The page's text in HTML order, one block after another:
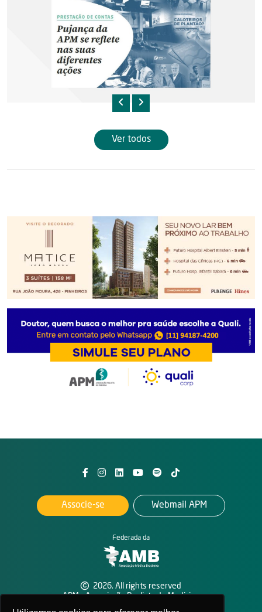
Ver todos
2026. All rights reserved
APM - Associação Paulista de Medicina
Federada da
Associe-se Webmail APM